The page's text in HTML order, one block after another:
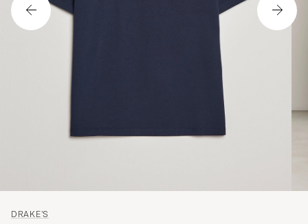
DRAKE'S